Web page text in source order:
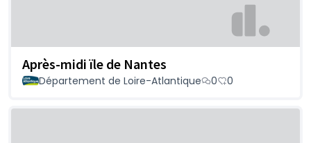
Après-midi ïle de Nantes
Département de Loire-Atlantique 0 0